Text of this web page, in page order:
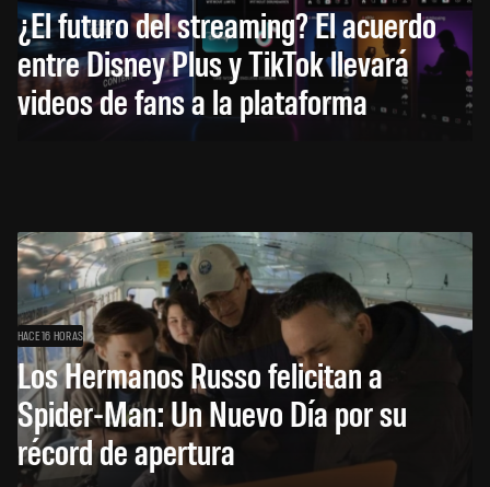
¿El futuro del streaming? El acuerdo
entre Disney Plus y TikTok llevará
videos de fans a la plataforma
HACE 16 HORAS
Los Hermanos Russo felicitan a
Spider-Man: Un Nuevo Día por su
récord de apertura